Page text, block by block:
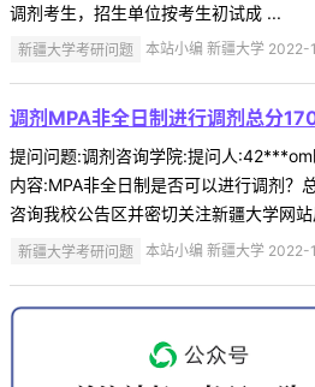
调剂考生，招生单位按考生初试成 ...
新疆大学考研问题 本站小编 新疆大学 2022-
调剂MPA非全日制进行调剂总分
提问问题:调剂咨询学院:提问人
内容:MPA非全日制是否可以进行调剂？
咨询我校公告区并密切关注新疆大学网
新疆大学考研问题 本站小编 新疆大学 2022-